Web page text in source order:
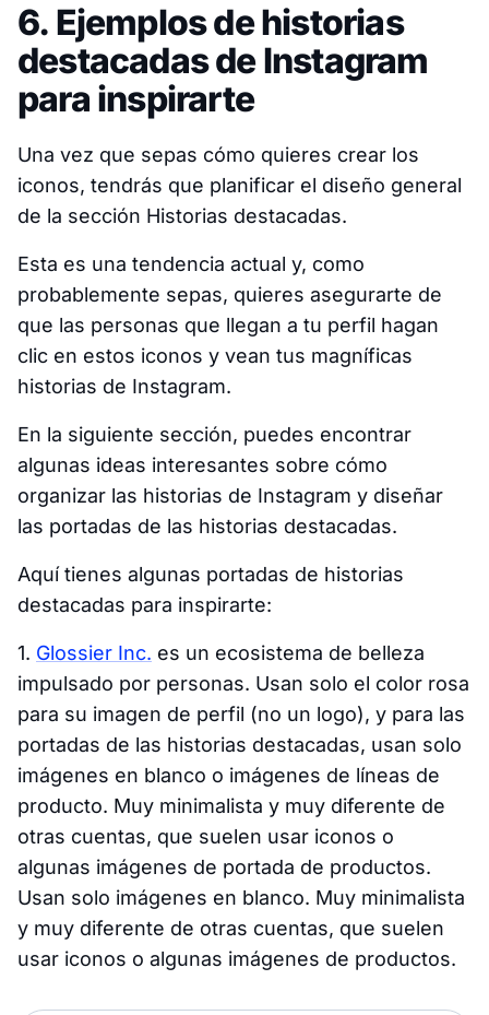
6. Ejemplos de historias
destacadas de Instagram
para inspirarte
Una vez que sepas cómo quieres crear los
iconos, tendrás que planificar el diseño general
de la sección Historias destacadas.
Esta es una tendencia actual y, como
probablemente sepas, quieres asegurarte de
que las personas que llegan a tu perfil hagan
clic en estos iconos y vean tus magníficas
historias de Instagram.
En la siguiente sección, puedes encontrar
algunas ideas interesantes sobre cómo
organizar las historias de Instagram y diseñar
las portadas de las historias destacadas.
Aquí tienes algunas portadas de historias
destacadas para inspirarte:
1. Glossier Inc. es un ecosistema de belleza
impulsado por personas. Usan solo el color rosa
para su imagen de perfil (no un logo), y para las
portadas de las historias destacadas, usan solo
imágenes en blanco o imágenes de líneas de
producto. Muy minimalista y muy diferente de
otras cuentas, que suelen usar iconos o
algunas imágenes de portada de productos.
Usan solo imágenes en blanco. Muy minimalista
y muy diferente de otras cuentas, que suelen
usar iconos o algunas imágenes de productos.